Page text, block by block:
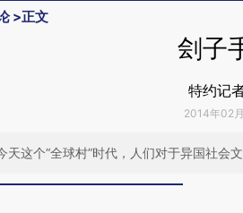
>正文
刽子
特约记
2014年02
天这个“全球村”时代，人们对于异国社会
请